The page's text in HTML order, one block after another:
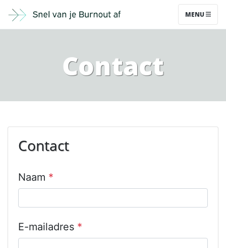
MENU
Contact
Contact
Naam *
E-mailadres *